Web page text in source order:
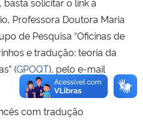
Professora Doutora Maria
de Pesquisa “Oficinas de
e tradução: teoria da
(GPOQT), pelo e-mail
com tradução